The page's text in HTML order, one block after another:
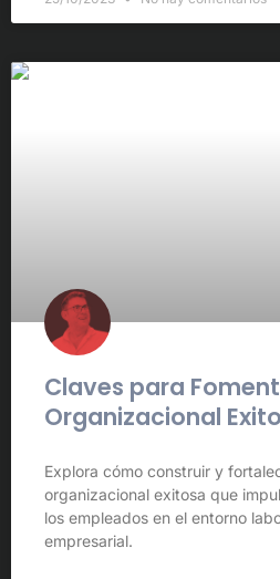
Claves para
Organizacional
Explora cómo construir y
organizacional exitosa que
los empleados en el entorno
empresarial.